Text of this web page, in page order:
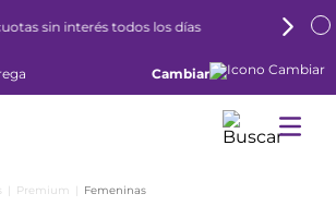
sin interés todos los días
Cambiar
Premium Femeninas